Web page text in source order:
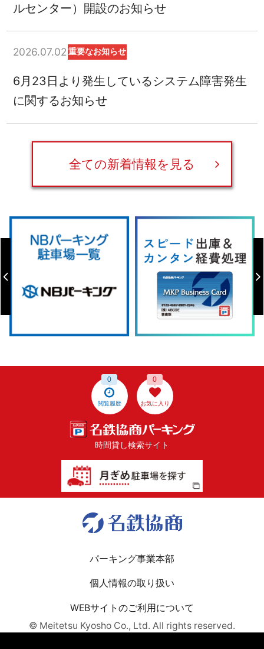
ルセンター）開設のお知らせ
2026.07.02 重要なお知らせ
6月23日より発生しているシステム障害発生
に関するお知らせ
全ての新着情報を見る
閲覧履歴
0
お気に入り
0
時間貸し検索サイト
パーキング事業本部
個人情報の取り扱い
WEBサイトのご利用について
© Meitetsu Kyosho Co., Ltd. All rights reserved.